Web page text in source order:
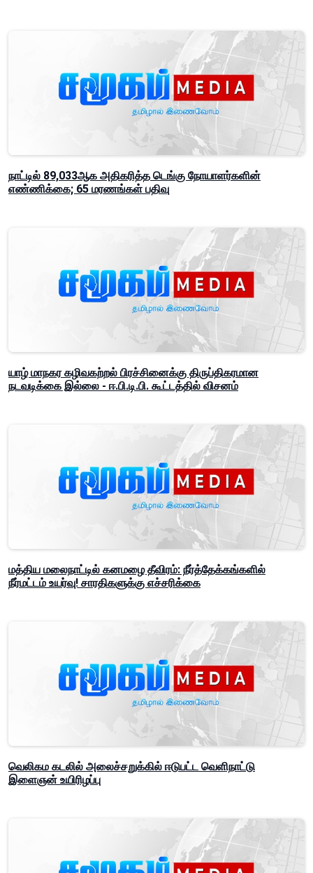
நாட்டில் 89,033ஆக அதிகரித்த டெங்கு நோயாளர்களின்
எண்ணிக்கை; 65 மரணங்கள் பதிவு
யாழ் மாநகர கழிவகற்றல் பிரச்சினைக்கு திருப்திகரமான
நடவடிக்கை இல்லை - ஈ.பி.டி.பி. கூட்டத்தில் விசனம்
மத்திய மலைநாட்டில் கனமழை தீவிரம்: நீர்த்தேக்கங்களில்
நீர்மட்டம் உயர்வு! சாரதிகளுக்கு எச்சரிக்கை
வெலிகம கடலில் அலைச்சறுக்கில் ஈடுபட்ட வெளிநாட்டு
இளைஞன் உயிரிழப்பு